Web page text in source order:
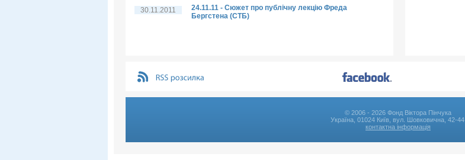
30.11.2011
24.11.11 - Сюжет про публічну лекцію Фреда
Бергстена (СТБ)
© 2006 - 2026 Фонд Віктора Пінчука
Україна, 01024 Київ, вул. Шовковична, 42-44
контактна інформація